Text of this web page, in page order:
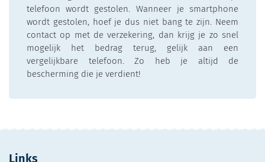
telefoon wordt gestolen. Wanneer je smartphone
wordt gestolen, hoef je dus niet bang te zijn. Neem
contact op met de verzekering, dan krijg je zo snel
mogelijk het bedrag terug, gelijk aan een
vergelijkbare telefoon. Zo heb je altijd de
bescherming die je verdient!
Links